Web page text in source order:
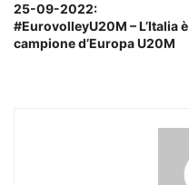
25-09-2022:
#EurovolleyU20M – L’Italia è
campione d’Europa U20M